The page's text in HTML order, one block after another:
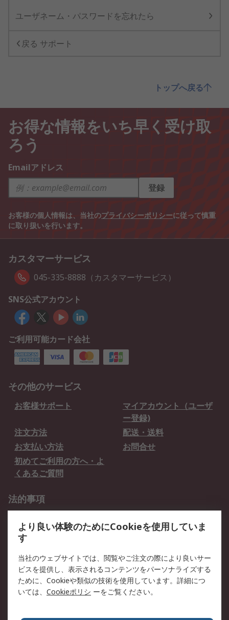
ユーザネーム・パスワードを忘れたら
戻る サポート
トップへ戻る
お得な情報をいち早く受け取
ろう
Emailアドレス
登録
お客様の個人情報は、当社のプライバシーポリシーに従って慎重
に取り扱いを行います。
カスタマーサービス
045-335-8888（カスタマーサービス）
SNS公式アカウント
ご利用可能カード会社
その他のサービス
お客様サポート
マイアカウント（ユーザ
ー登録)
注文方法
配送・送料
お支払い方法
お問合せ
初めてご利用の方へ・よ
くあるご質問
法的事項
クッキーポリシー
RSについて
会社概要
採用情報
プレスリリース＆お知ら
コーポレートサイト
より良い体験のためにCookieを使用していま
す
当社のウェブサイトでは、閲覧やご注文の際により良いサー
ビスを提供し、表示されるコンテンツをパーソナライズする
ために、Cookieや類似の技術を使用しています。詳細につ
いては、 Cookieポリシ ーをご覧ください。